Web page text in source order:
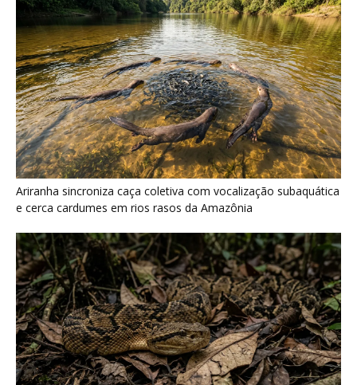
Ariranha sincroniza caça coletiva com vocalização subaquática
e cerca cardumes em rios rasos da Amazônia